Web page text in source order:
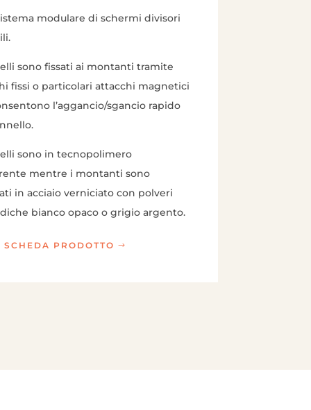
modulare di schermi divisori
sono fissati ai montanti tramite
fissi o particolari attacchi magnetici
l’aggancio/sgancio rapido
sono in tecnopolimero
mentre i montanti sono
in acciaio verniciato con polveri
bianco opaco o grigio argento.
SCHEDA PRODOTTO